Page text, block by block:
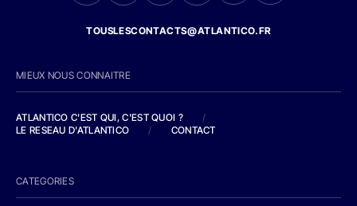
TOUSLESCONTACTS@ATLANTICO.FR
MIEUX NOUS CONNAITRE
ATLANTICO C'EST QUI, C'EST QUOI ?
/
LE RESEAU D'ATLANTICO
/ CONTACT
CATEGORIES